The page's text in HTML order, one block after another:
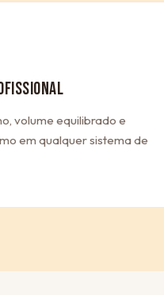
volume equilibrado e
em qualquer sistema de